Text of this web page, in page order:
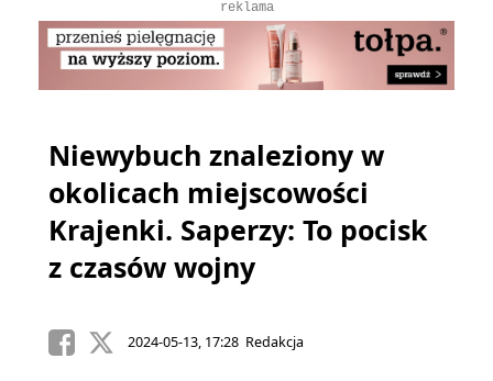
reklama
Niewybuch znaleziony w
okolicach miejscowości
Krajenki. Saperzy: To pocisk
z czasów wojny
2024-05-13, 17:28 Redakcja